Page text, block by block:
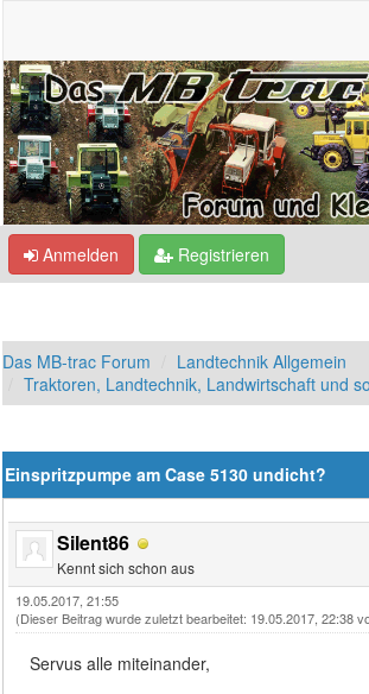
Anmelden Registrieren
Das MB-trac Forum
Landtechnik Allgemein
Traktoren, Landtechnik, Landwirtschaft und
Einspritzpumpe am Case 5130 undicht?
Silent86
Kennt sich schon aus
19.05.2017, 21:55
(Dieser Beitrag wurde zuletzt bearbeitet: 19.05.2017, 22:38
Servus alle miteinander,